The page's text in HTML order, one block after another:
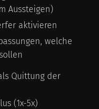
Aussteigen)
aktivieren
welche
Quittung der
(1x-5x)